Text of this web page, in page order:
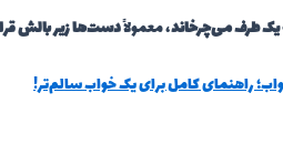
طرف می‌چرخاند، معمولاًدست‌ها زیر بالش
راهنمای کامل برای یک خواب سالم‌تر!